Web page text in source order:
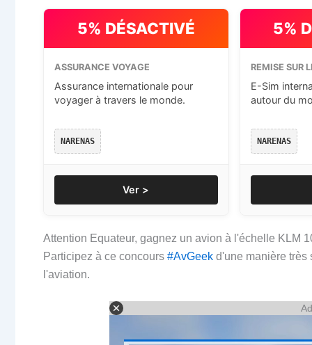
5% DÉSACTIVÉ
ASSURANCE VOYAGE
Assurance internationale pour
voyager à travers le monde.
NARENAS
Ver >
5%
REMISE SUR
E-Sim
autour du
NARENAS
Attention Equateur, gagnez un avion à l'échelle KLM
Participez à ce concours #AvGeek d'une manière très
l'aviation.